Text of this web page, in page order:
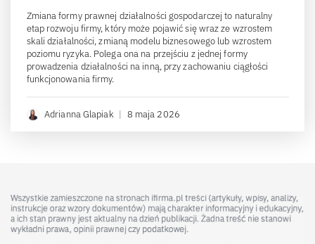
Zmiana formy prawnej działalności gospodarczej to naturalny
etap rozwoju firmy, który może pojawić się wraz ze wzrostem
skali działalności, zmianą modelu biznesowego lub wzrostem
poziomu ryzyka. Polega ona na przejściu z jednej formy
prowadzenia działalności na inną, przy zachowaniu ciągłości
funkcjonowania firmy.
Adrianna Glapiak | 8 maja 2026